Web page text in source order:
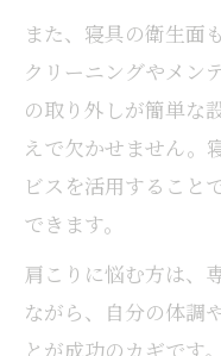
また、寝具の衛生面
クリーニングやメン
の取り外しが簡単な
えで欠かせません。
ビスを活用すること
できます。
肩こりに悩む方は、
ながら、自分の体調
とが成功のカギです